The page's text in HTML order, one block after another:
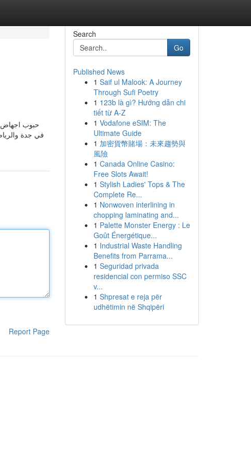
حبوب اجهاض
Report Page
Search
Go
Published News
1 Saif ul Malook: A Journey
Through Sufi Poetry
1 123b là gì? Hướng dẫn chi
tiết từ A-Z
1 Vodafone eSIM: The
Ultimate Guide
1 加密貨幣賭場：未來趨勢與
風險
1 Canada Online Casino:
Free Slots Await!
1 Stylish Ladies' Tops & The
Complete Re...
1 Nonwoven interlining in
chopping laminating and...
1 Palette Monster Energy : Le
Goût Énergétique...
1 Industrial Waste Handling
Benefits from Parrama...
1 Seguridad privada
residencial con permiso SSC
v...
1 Shpresat e reja për
udhëtimin në Shqipëri